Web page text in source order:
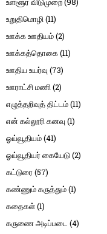
உறுதிமொழி(11)
ஊக்க ஊதியம்(2)
ஊக்கத்தொகை(11)
ஊதிய உயர்வு (73)
ஊராட்சி மணி(2)
எழுத்தறிவுத் திட்டம்(11)
என் கல்லூரி கனவு (1)
ஓய்வூதியம்(41)
ஓய்வூதியர் கையேடு(2)
கட்டுரை (57)
கண்ணும் கருத்தும்(1)
கதைகள்(1)
கருணை அடிப்படை (4)